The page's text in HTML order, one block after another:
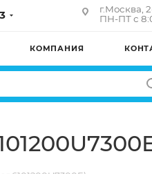
г.Москва,
ПН-ПТ с
КОМПАНИЯ